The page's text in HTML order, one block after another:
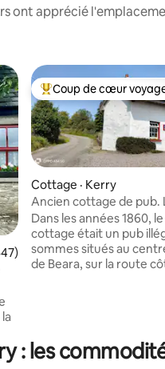
ont apprécié
de 4,91 sur 5, 647
Coup de cœur
Coup de cœur
Cottage · Kerry
Ancien cottage de pub.
Péninsule de Beara.
Dans les années 1860,
cottage était un pub
sommes situés au
de Beara, sur la route
randonnée. Jardin de
promenade de la
: les